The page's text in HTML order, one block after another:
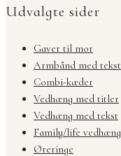
Udvalgte sider
Gaver til mor
Armbånd med tekst
Combi-kæder
Vedhæng med titler
Vedhæng med tekst
Family/life vedhæng
Øreringe